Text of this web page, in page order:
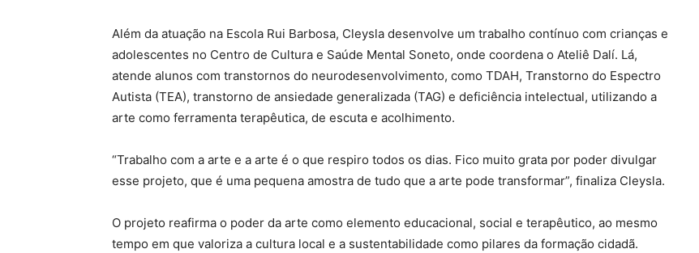
Além da atuação na Escola Rui Barbosa, Cleysla desenvolve um trabalho contínuo com crianças e
adolescentes no Centro de Cultura e Saúde Mental Soneto, onde coordena o Ateliê Dalí. Lá,
atende alunos com transtornos do neurodesenvolvimento, como TDAH, Transtorno do Espectro
Autista (TEA), transtorno de ansiedade generalizada (TAG) e deficiência intelectual, utilizando a
arte como ferramenta terapêutica, de escuta e acolhimento.
“Trabalho com a arte e a arte é o que respiro todos os dias. Fico muito grata por poder divulgar
esse projeto, que é uma pequena amostra de tudo que a arte pode transformar”, finaliza Cleysla.
O projeto reafirma o poder da arte como elemento educacional, social e terapêutico, ao mesmo
tempo em que valoriza a cultura local e a sustentabilidade como pilares da formação cidadã.